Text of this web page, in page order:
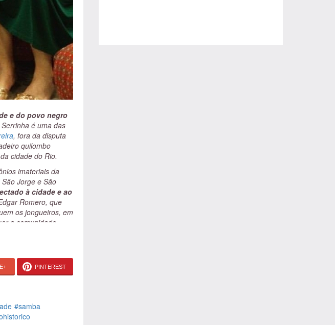
e do povo negro
é uma das
, fora da disputa
quilombo
cidade do Rio.
imateriais da
Jorge e São
à cidade e ao
Romero, que
os jongueiros, em
a comunidade.
social,
o suporte de
mãe de santo,
criança pra
da Serrinha.
PINTEREST
#samba